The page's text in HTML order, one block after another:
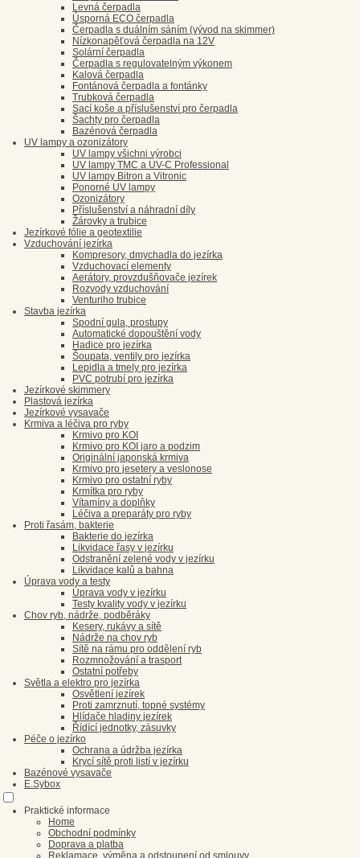
Levná čerpadla
Úsporná ECO čerpadla
Čerpadla s duálním sáním (vývod na skimmer)
Nízkonapěťová čerpadla na 12V
Solární čerpadla
Čerpadla s regulovatelným výkonem
Kalová čerpadla
Fontánová čerpadla a fontánky
Trubková čerpadla
Sací koše a příslušenství pro čerpadla
Šachty pro čerpadla
Bazénová čerpadla
UV lampy a ozonizátory
UV lampy všichni výrobci
UV lampy TMC a UV-C Professional
UV lampy Bitron a Vitronic
Ponorné UV lampy
Ozonizátory
Příslušenství a náhradní díly
Žárovky a trubice
Jezírkové fólie a geotextilie
Vzduchování jezírka
Kompresory, dmychadla do jezírka
Vzduchovací elementy
Aerátory, provzdušňovače jezírek
Rozvody vzduchování
Venturiho trubice
Stavba jezírka
Spodní gula, prostupy
Automatické dopouštění vody
Hadice pro jezírka
Šoupata, ventily pro jezírka
Lepidla a tmely pro jezírka
PVC potrubí pro jezírka
Jezírkové skimmery
Plastová jezírka
Jezírkové vysavače
Krmiva a léčiva pro ryby
Krmivo pro KOI
Krmivo pro KOI jaro a podzim
Originální japonská krmiva
Krmivo pro jesetery a veslonose
Krmivo pro ostatní ryby
Krmítka pro ryby
Vítamíny a doplňky
Léčiva a preparáty pro ryby
Proti řasám, bakterie
Bakterie do jezírka
Likvidace řasy v jezírku
Odstranění zelené vody v jezírku
Likvidace kalů a bahna
Úprava vody a testy
Úprava vody v jezírku
Testy kvality vody v jezírku
Chov ryb, nádrže, podběráky
Kesery, rukávy a sítě
Nádrže na chov ryb
Sítě na rámu pro oddělení ryb
Rozmnožování a trasport
Ostatní potřeby
Světla a elektro pro jezírka
Osvětlení jezírek
Proti zamrznutí, topné systémy
Hlídače hladiny jezírek
Řídící jednotky, zásuvky
Péče o jezírko
Ochrana a údržba jezírka
Krycí sítě proti listí v jezírku
Bazénové vysavače
E.Sybox
Praktické informace
Home
Obchodní podmínky
Doprava a platba
Reklamace, výměna a odstoupení od smlouvy